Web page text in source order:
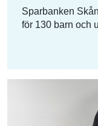
Sparbanken
för 130 barn och